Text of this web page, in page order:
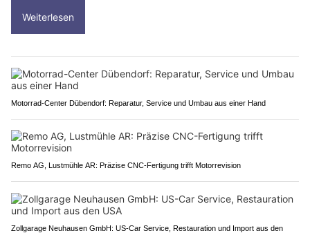
Weiterlesen
Motorrad-Center Dübendorf: Reparatur, Service und Umbau aus einer Hand
Remo AG, Lustmühle AR: Präzise CNC-Fertigung trifft Motorrevision
Zollgarage Neuhausen GmbH: US-Car Service, Restauration und Import aus den